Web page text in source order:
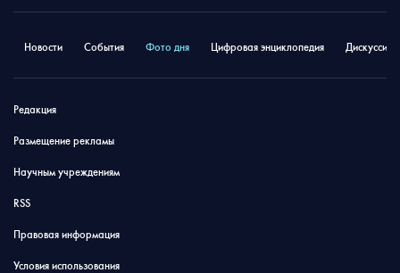
Новости События Фото дня Цифровая энциклопедия
Редакция
Размещение рекламы
Научным учреждениям
RSS
Правовая информация
Условия использования